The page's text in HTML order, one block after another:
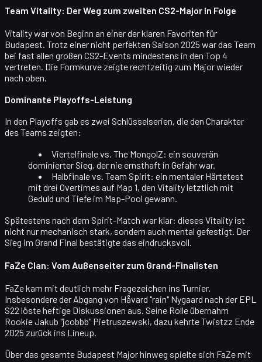
Team Vitality: Der Weg zum zweiten CS2-Major in Folge
Vitality war von Beginn an einer der klaren Favoriten für
Budapest. Trotz einer nicht perfekten Saison 2025 war das Team
bei fast allen großen CS2-Events mindestens in den Top 4
vertreten. Die Formkurve zeigte rechtzeitig zum Major wieder
nach oben.
Dominante Playoffs-Leistung
In den Playoffs gab es zwei Schlüsselserien, die den Charakter
des Teams zeigten:
Viertelfinale vs. The MongolZ: ein souverän
dominierter Sieg, der nie ernsthaft in Gefahr war.
Halbfinale vs. Team Spirit: ein mentaler Härtetest
mit drei Overtimes auf Map 1, den Vitality letztlich mit
Geduld und Tiefe im Map-Pool gewann.
Spätestens nach dem Spirit-Match war klar: dieses Vitality ist
nicht nur mechanisch stark, sondern auch mental gefestigt. Der
Sieg im Grand Final bestätigte das eindrucksvoll.
FaZe Clan: Vom Außenseiter zum Grand-Finalisten
FaZe kam mit deutlich mehr Fragezeichen ins Turnier.
Insbesondere der Abgang von Håvard "rain" Nygaard nach der EPL
S22 löste heftige Diskussionen aus. Seine Rolle übernahm
RookieJakub "jcobbb" Pietruszewski, dazu kehrteTwistzz Ende
2025 zurück ins Lineup.
Über das gesamte Budapest Major hinweg spielte sich FaZe mit